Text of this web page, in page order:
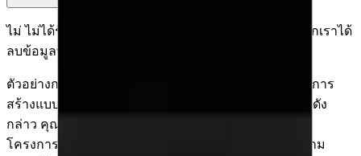
ไม่ ไม่ได้รับการตรวจสอบ และไม่สามารถทำได้ เนื่องจากเราได้
ลบข้อมูลทั้งหมดออก รวมถึงแรงกระทำด้วย
ตัวอย่างการออกแบบเหล่านี้จัดทำขึ้นเพื่อเป็นแนวทางในการ
สร้างแบบจำลองการเชื่อมต่อโครงสร้างเหล็กในลักษณะดัง
กล่าว คุณสามารถดาวน์โหลดและใช้เป็นแม่แบบสำหรับ
โครงการออกแบบของคุณเอง เพียงกำหนดแรงกระทำตาม